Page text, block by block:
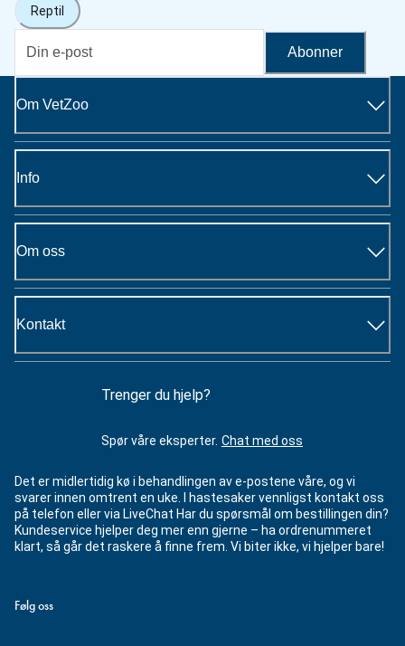
Reptil
Abonner
Om VetZoo
Info
Om oss
Kontakt
Trenger du hjelp?
Spør våre eksperter. Chat med oss
Det er midlertidig kø i behandlingen av e-postene våre, og vi
svarer innen omtrent en uke. I hastesaker vennligst kontakt oss
på telefon eller via LiveChat Har du spørsmål om bestillingen din?
Kundeservice hjelper deg mer enn gjerne – ha ordrenummeret
klart, så går det raskere å finne frem. Vi biter ikke, vi hjelper bare!
Følg oss